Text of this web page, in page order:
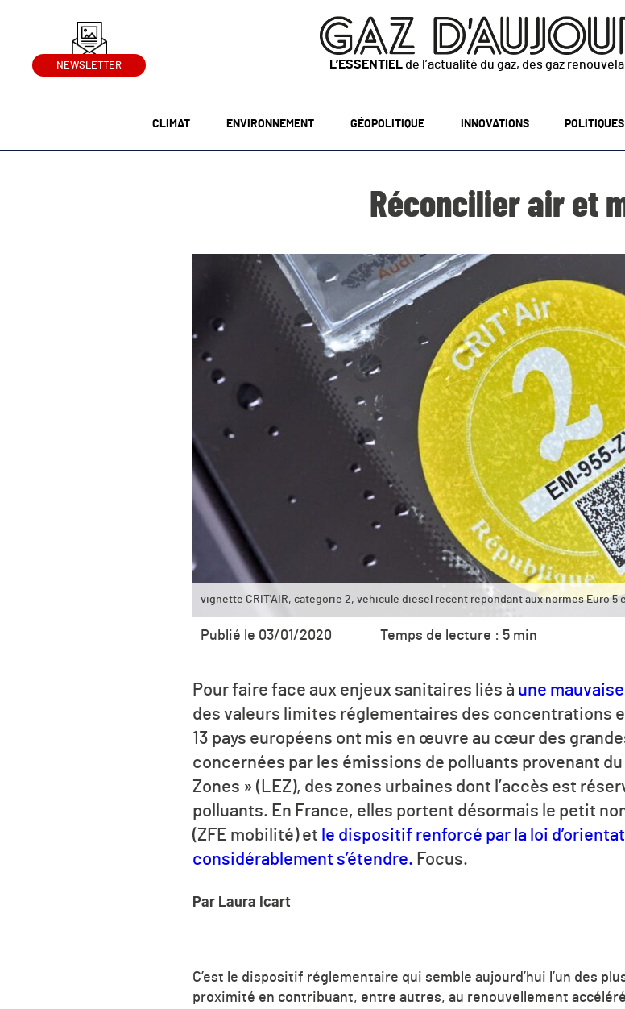
NEWSLETTER L’ESSENTIEL de l’actualité du gaz, des gaz
CLIMAT ENVIRONNEMENT GÉOPOLITIQUE INNOVATIONS
Réconcilier air et
vignette CRIT'AIR, categorie 2, vehicule diesel recent repondant aux normes Euro 5
Publié le 03/01/2020 Temps de lecture : 5 min
Pour faire face aux enjeux sanitaires liés à une
des valeurs limites réglementaires des concentrations
13 pays européens ont mis en œuvre au cœur des
concernées par les émissions de polluants provenant
Zones » (LEZ), des zones urbaines dont l’accès est
polluants. En France, elles portent désormais le petit
(ZFE mobilité) et le dispositif renforcé par la loi
considérablement s’étendre. Focus.
Par Laura Icart
C’est le dispositif réglementaire qui semble aujourd’hui l’un des
proximité en contribuant, entre autres, au renouvellement